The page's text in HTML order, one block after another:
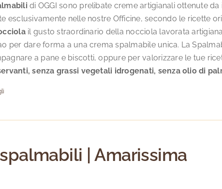
di OGGI sono prelibate creme artigianali ottenute
esclusivamente nelle nostre Officine, secondo le ricette
il gusto straordinario della nocciola lavorata
per dare forma a una crema spalmabile unica. La
a pane e biscotti, oppure per valorizzare le tue
senza grassi vegetali idrogenati, senza olio di
| Amarissima